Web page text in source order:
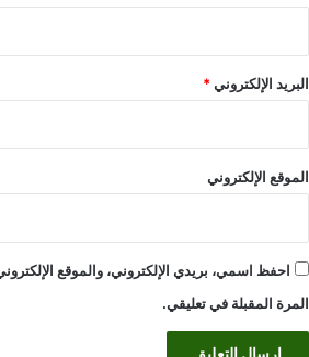
البريد الإلكتروني*
الموقع الإلكتروني
احفظ اسمي، بريدي الإلكتروني، والموقع
المرة المقبلة في تعليقي.